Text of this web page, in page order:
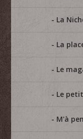
La
La
Le
Le
M'à